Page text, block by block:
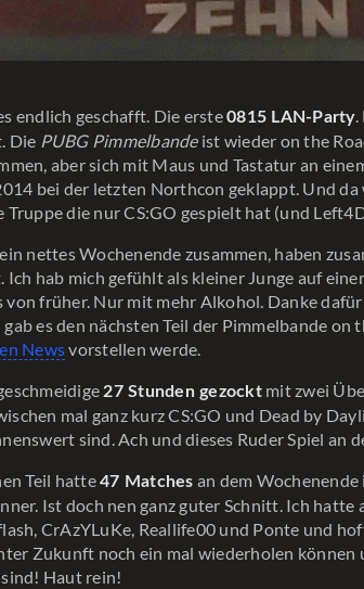
endlich geschafft. Die erste0815 LAN-Party.
Die PUBG Pimmelbandeist wieder on the
aber sich mit Maus und Tastatur an
bei der letzten Northcon geklappt. Und da
Truppe die nur CS:GO gespielt hat (und
nettes Wochenende zusammen, haben
Ich hab mich gefühlt als kleiner Junge auf
von früher. Nur mit mehr Alkohol. Danke
es den nächsten Teil der Pimmelbande on
Newsvorstellen werde.
27 Stunden gezocktmit zwei
mal ganz kurz CS:GO und Dead by
sind. Ach und dieses Ruder Spiel an
Teil hatte47 Matches an dem Wochenende
Ist doch nen ganz guter Schnitt. Ich hatte
CrAzYLuKe, Reallife00 und Ponte und
Zukunft noch ein mal wiederholen können
Haut rein!